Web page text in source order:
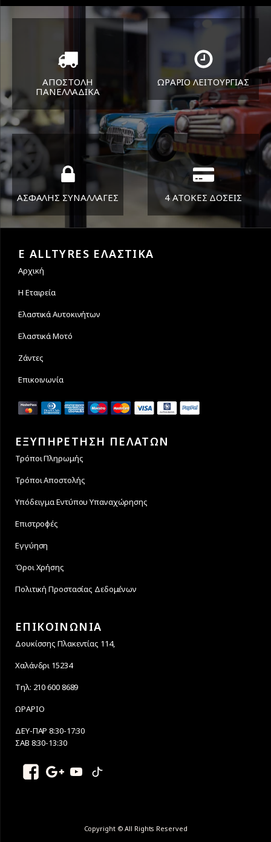
ΑΠΟΣΤΟΛΗ
ΠΑΝΕΛΛΑΔΙΚA
Όπου και αν είστε θα σας
στείλουμε τα ελαστικά σας
ΩΡΑΡΙΟ ΛΕΙΤΟΥΡΓΙΑΣ
ΔΕΥ-ΠΑΡ 8:30-17:30
ΣΑΒ 8:30-13:30
ΑΣΦΑΛΗΣ ΣΥΝΑΛΛΑΓΕΣ 4 ΑΤΟΚΕΣ ΔΟΣΕΙΣ
E ALLTYRES ΕΛΑΣΤΙΚΑ
Αρχική
Η Εταιρεία
Ελαστικά Αυτοκινήτων
Ελαστικά Μοτό
Ζάντες
Επικοινωνία
ΕΞΥΠΗΡΕΤΗΣΗ ΠΕΛΑΤΩΝ
Τρόποι Πληρωμής
Τρόποι Αποστολής
Υπόδειγμα Εντύπου Υπαναχώρησης
Επιστροφές
Εγγύηση
Όροι Χρήσης
Πολιτική Προστασίας Δεδομένων
ΕΠΙΚΟΙΝΩΝΙΑ
Δουκίσσης Πλακεντίας 114,
Χαλάνδρι 15234
Τηλ: 210 600 8689
ΩΡΑΡΙΟ
ΔΕΥ-ΠΑΡ 8:30-17:30
ΣΑΒ 8:30-13:30
Copyright © All Rights Reserved